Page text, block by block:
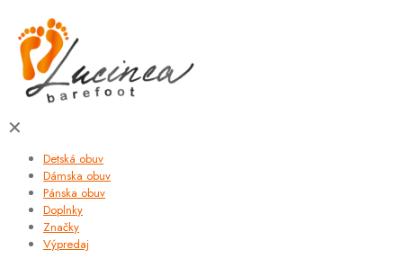
✕
Detská obuv
Dámska obuv
Pánska obuv
Doplnky
Značky
Výpredaj